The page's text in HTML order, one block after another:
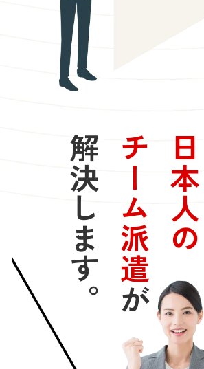
日本人の
チーム派遣
が
解決します。